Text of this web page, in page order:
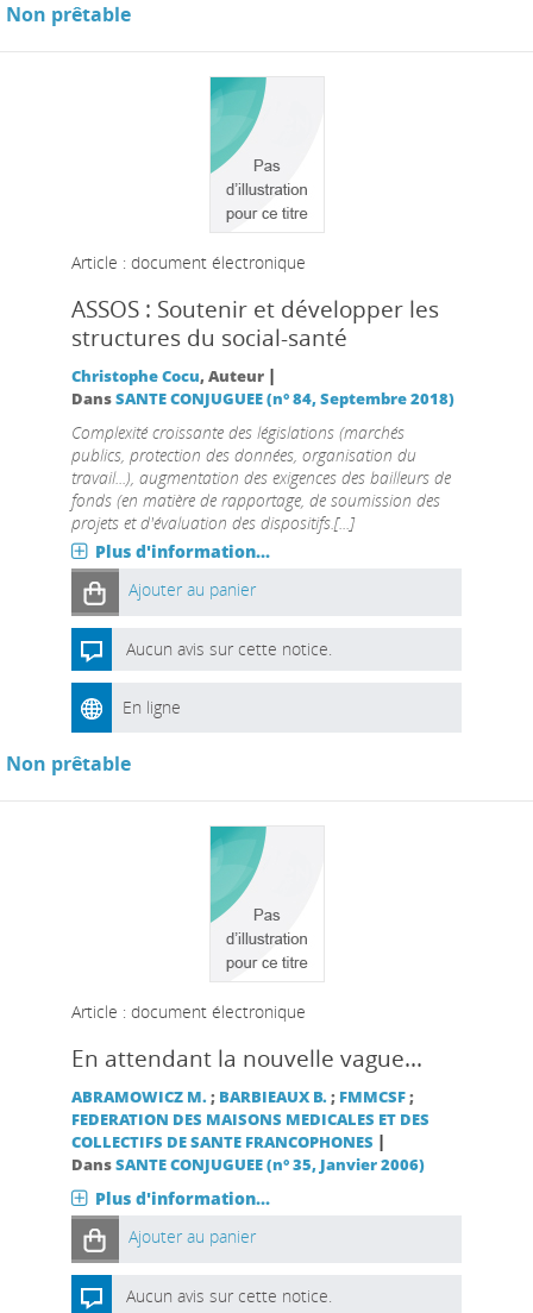
Non prêtable
Article : document électronique
ASSOS : Soutenir et développer les
structures du social-santé
Christophe Cocu, Auteur |
DansSANTE CONJUGUEE (n° 84, Septembre 2018)
Complexité croissante des législations (marchés
publics, protection des données, organisation du
travail...), augmentation des exigences des bailleurs de
fonds (en matière de rapportage, de soumission des
projets et d'évaluation des dispositifs.[...]
Plus d'information...
Ajouter au panier
Aucun avis sur cette notice.
En ligne
Non prêtable
Article : document électronique
En attendant la nouvelle vague...
ABRAMOWICZ M.; BARBIEAUX B.; FMMCSF;
FEDERATION DES MAISONS MEDICALES ET DES
COLLECTIFS DE SANTE FRANCOPHONES |
DansSANTE CONJUGUEE (n° 35, Janvier 2006)
Plus d'information...
Ajouter au panier
Aucun avis sur cette notice.